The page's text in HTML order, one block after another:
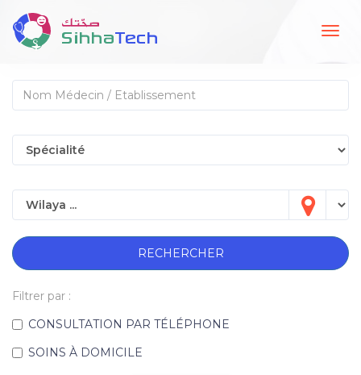
RECHERCHER
Filtrer par :
CONSULTATION PAR TÉLÉPHONE
SOINS À DOMICILE